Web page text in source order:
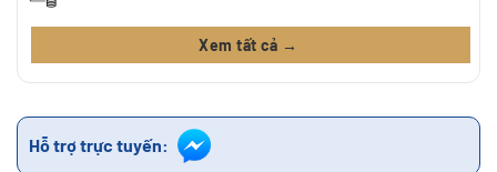
Xem tất cả →
Hỗ trợ trực tuyến: